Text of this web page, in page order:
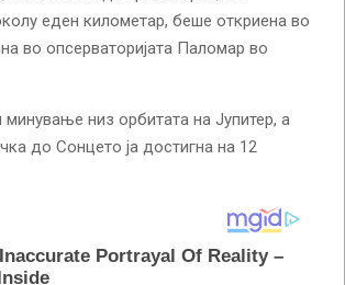
еден километар, беше откриена во
во опсерваторијата Паломар во
минување низ орбитата на Јупитер, а
до Сонцето ја достигна на 12